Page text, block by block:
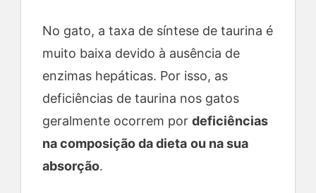
No gato, a taxa de síntese de taurina é
muito baixa devido à ausência de
enzimas hepáticas. Por isso, as
deficiências de taurina nos gatos
geralmente ocorrem por deficiências
na composição da dieta ou na sua
absorção.